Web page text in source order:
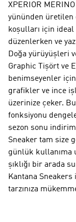
XPERIOR
yününden üretilen
koşulları için ideal
düzenlerken ve
Doğa yürüyüşleri
Graphic Tişört ve
benimseyenler
grafikler ve ince
üzerinize çeker. Bu
fonksiyonu
sezon sonu
Sneaker tam size
günlük kullanıma
şıklığı bir arada
Kantana
tarzınıza